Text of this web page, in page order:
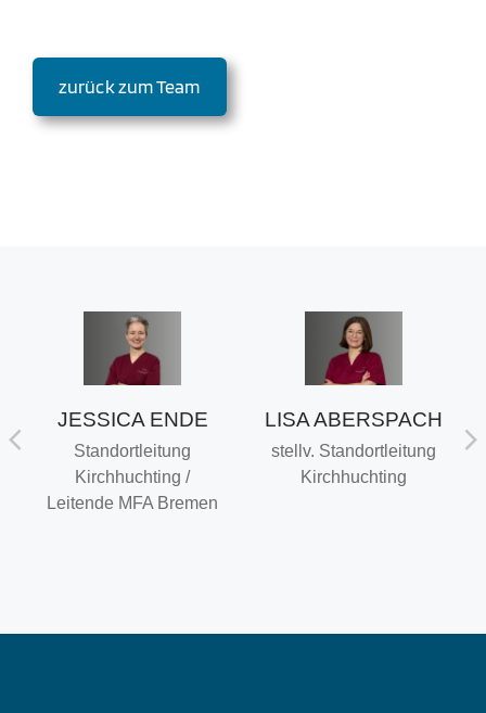
zurück zum Team
JESSICA ENDE
Standortleitung
Kirchhuchting /
Leitende MFA Bremen
LISA ABERSPACH
stellv. Standortleitung
Kirchhuchting